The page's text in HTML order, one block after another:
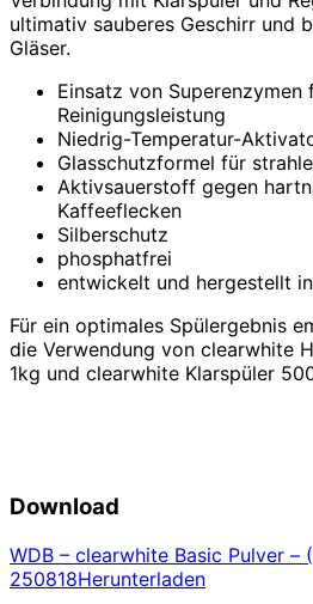
ultimativ sauberes Geschirr und
Gläser.
Einsatz von
Reinigungsleistung
Niedrig-Temperatur-
Glasschutzformel für
Aktivsauerstoff gegen
Kaffeeflecken
Silberschutz
phosphatfrei
entwickelt und hergestellt
Für ein optimales Spülergebnis
die Verwendung von clearwhite
1kg und clearwhite Klarspüler
Download
WDB – clearwhite Basic Pulver –
250818Herunterladen